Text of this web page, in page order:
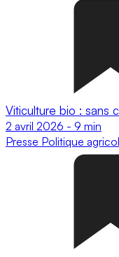
Viticulture bio : sans
2 avril 2026 - 9 min
Presse Politique